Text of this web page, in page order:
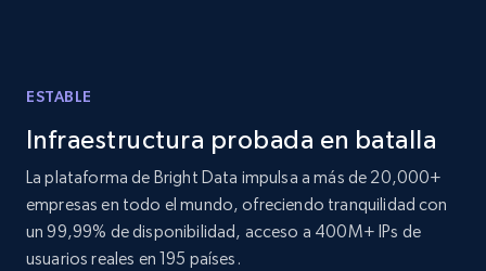
X (formerly Twitter) - Posts
ID, User posted, Name, Description, Date
posted, Photos, URL, Quoted post, and more.
ESTABLE
Infraestructura probada en batalla
La plataforma de Bright Data impulsa a más de 20,000+
empresas en todo el mundo, ofreciendo tranquilidad con
un 99,99% de disponibilidad, acceso a 400M+ IPs de
usuarios reales en 195 países.